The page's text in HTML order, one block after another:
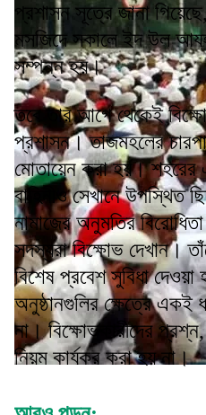
প্রশাসন সূত্রে জানা
মসজিদে সকালে ইদ উল
সম্পন্ন হয়।
তবে তার আগে থেকেই
প্রশাসন। তাজমহলের
মোতায়েন করা হয়। শহরের
বাহিনীও সেখানে উপস্থিত
নামাজের অনুমতির
সদস্যরা বিক্ষোভ দেখান।
বিশেষ প্রবেশ সুবিধা
অনুষ্ঠানগুলির ক্ষেত্রে একই
না। বিক্ষোভকারীদের
নিয়ম কার্যকর করা হয় না।